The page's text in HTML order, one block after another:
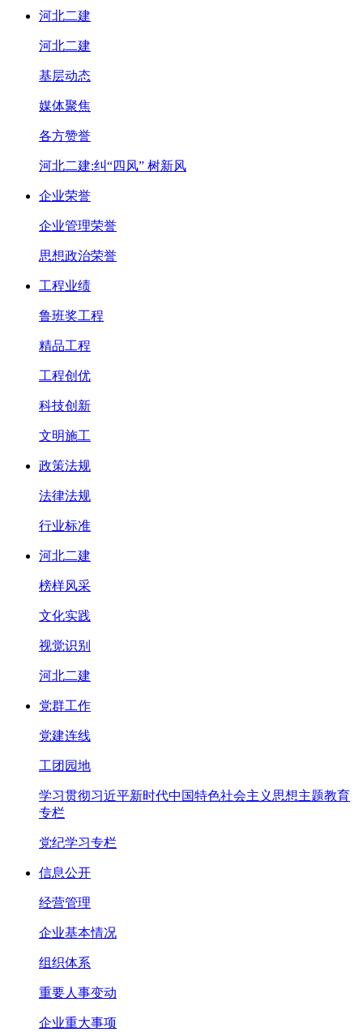
河北二建
河北二建
基层动态
媒体聚焦
各方赞誉
河北二建:纠“四风” 树新风
企业荣誉
企业管理荣誉
思想政治荣誉
工程业绩
鲁班奖工程
精品工程
工程创优
科技创新
文明施工
政策法规
法律法规
行业标准
河北二建
榜样风采
文化实践
视觉识别
河北二建
党群工作
党建连线
工团园地
学习贯彻习近平新时代中国特色社会主义思想主题教育
专栏
党纪学习专栏
信息公开
经营管理
企业基本情况
组织体系
重要人事变动
企业重大事项